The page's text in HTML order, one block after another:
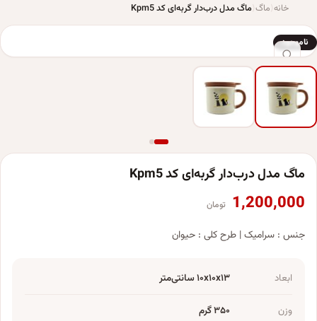
خانه ماگ ماگ مدل درب‌دار گربه‌ای کد Kpm5
ناموجود
ماگ مدل درب‌دار گربه‌ای کد Kpm5
1,200,000 تومان
جنس : سرامیک | طرح کلی : حیوان
ابعاد ۱۰x۱۰x۱۳ سانتی‌متر
وزن ۳۵۰ گرم